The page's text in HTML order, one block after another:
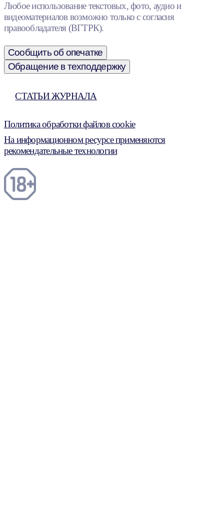
Любое использование текстовых, фото, аудио и
видеоматериалов возможно только с согласия
правообладателя (ВГТРК).
Сообщить об опечатке
Обращение в техподдержку
СТАТЬИ ЖУРНАЛА
Политика обработки файлов cookie
На информационном ресурсе применяются
рекомендательные технологии